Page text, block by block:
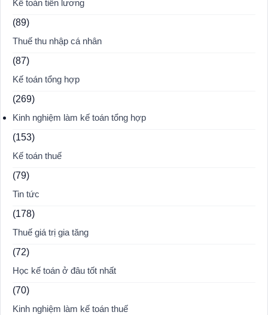
Kế toán tiền lương
(89)
Thuế thu nhập cá nhân
(87)
Kế toán tổng hợp
(269)
Kinh nghiệm làm kế toán tổng hợp
(153)
Kế toán thuế
(79)
Tin tức
(178)
Thuế giá trị gia tăng
(72)
Học kế toán ở đâu tốt nhất
(70)
Kinh nghiệm làm kế toán thuế